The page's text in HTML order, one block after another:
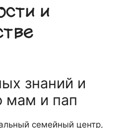
и
знаний и
мам и пап
семейный центр,